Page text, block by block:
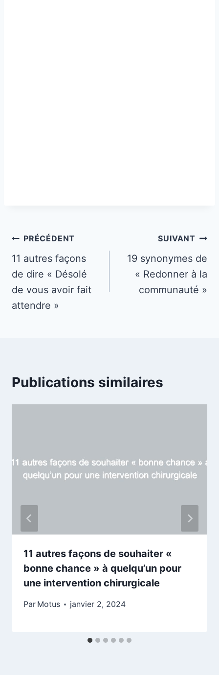
Navigation
de
l’article
PRÉCÉDENT
11 autres façons
de dire « Désolé
de vous avoir fait
attendre »
SUIVANT
19 synonymes de
« Redonner à la
communauté »
Publications similaires
11 autres façons de souhaiter «
bonne chance » à quelqu’un pour
une intervention chirurgicale
Par Motus janvier 2, 2024